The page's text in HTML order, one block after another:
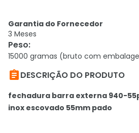
Garantia do Fornecedor
3 Meses
Peso:
15000 gramas (bruto com
DESCRIÇÃO DO PRODUTO
fechadura barra externa 940-
inox escovado 55mm pado